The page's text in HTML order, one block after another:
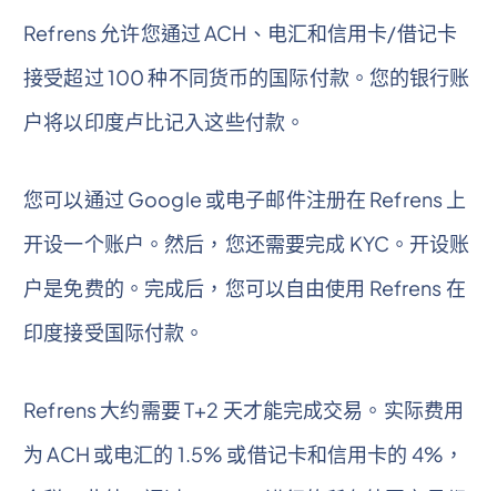
Refrens 允许您通过 ACH、电汇和信用卡/借记卡
接受超过 100 种不同货币的国际付款。您的银行账
户将以印度卢比记入这些付款。
您可以通过 Google 或电子邮件注册在 Refrens 上
开设一个账户。然后，您还需要完成 KYC。开设账
户是免费的。完成后，您可以自由使用 Refrens 在
印度接受国际付款。
Refrens 大约需要 T+2 天才能完成交易。实际费用
为 ACH 或电汇的 1.5% 或借记卡和信用卡的 4%，